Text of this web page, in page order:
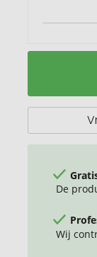
VINGA
Op
De
Wij